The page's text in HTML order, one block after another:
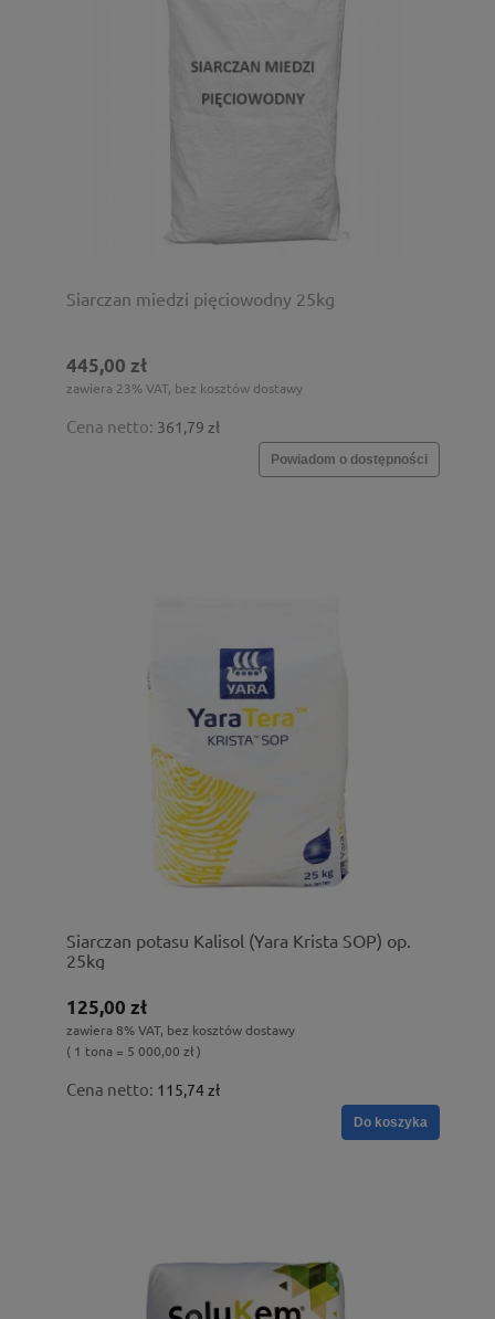
Siarczan miedzi pięciowodny 25kg
445,00 zł
zawiera 23% VAT, bez kosztów dostawy
Cena netto: 361,79 zł
Powiadom o dostępności
Siarczan potasu Kalisol (Yara Krista SOP) op.
25kg
125,00 zł
zawiera 8% VAT, bez kosztów dostawy
( 1 tona = 5 000,00 zł )
Cena netto: 115,74 zł
Do koszyka